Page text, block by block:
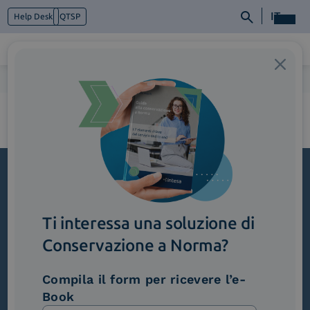
Help Desk QTSP IT
Cosa facciamo
Intesa_CMS
Iscriviti alla newsletter
Novità, iniziative ed eventi dal mondo della
trasformazione digitale.
Ti interessa una soluzione di
Conservazione a Norma?
Compila il form per ricevere l’e-
Book